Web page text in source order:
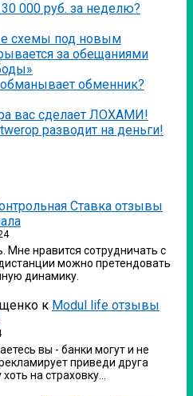
000 руб. за неделю?
схемы под новым
за обещаниями
обменник?
вас сделает ЛОХАМИ!
разводит на деньги!
Ставка отзывы
Мне нравится сотрудничать с
можно претендовать
динамику.
к Modul life отзывы
вы - банки могут и не
приведи друга
на страховку…